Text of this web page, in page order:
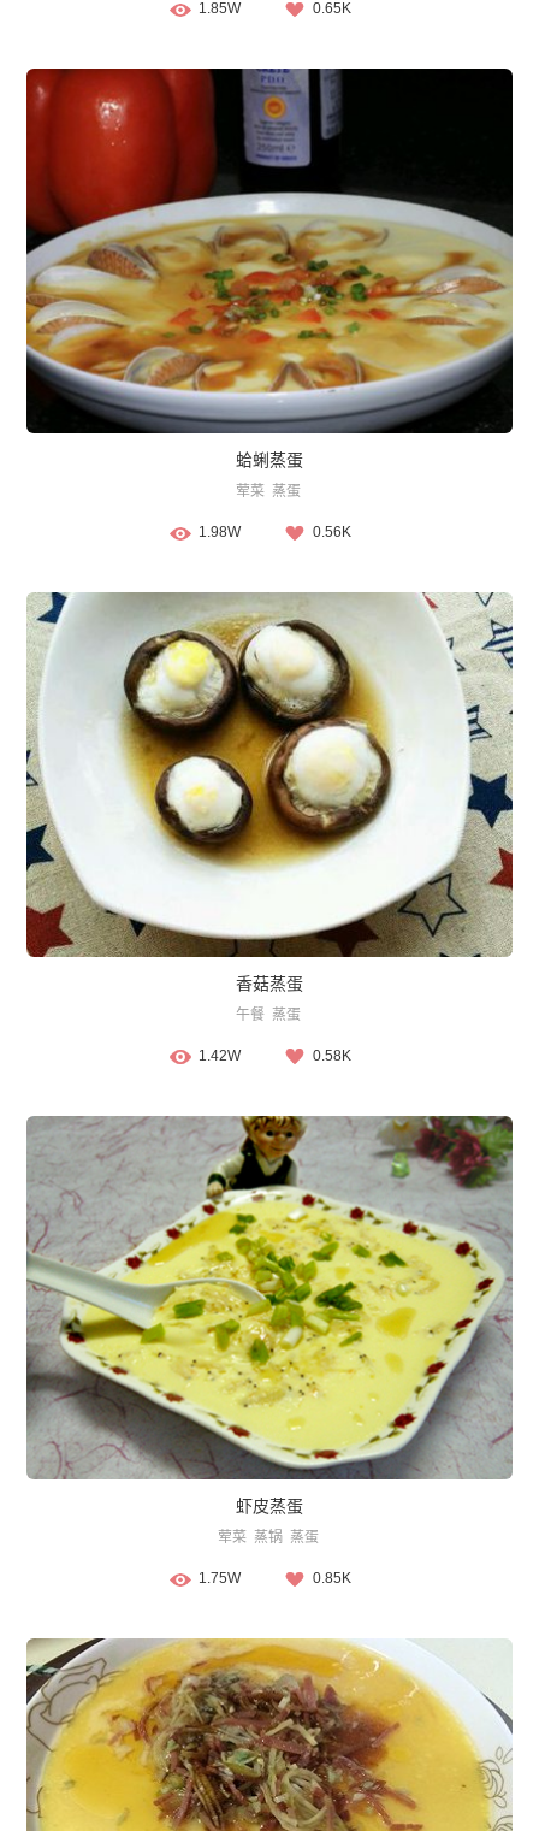
1.85W 0.65K
蛤蜊蒸蛋
荤菜 蒸蛋
1.98W 0.56K
香菇蒸蛋
午餐 蒸蛋
1.42W 0.58K
虾皮蒸蛋
荤菜 蒸锅 蒸蛋
1.75W 0.85K